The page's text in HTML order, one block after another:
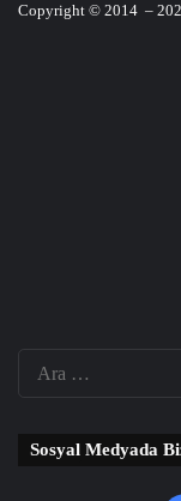
Copyright © 2014 –
Sosyal Medyada